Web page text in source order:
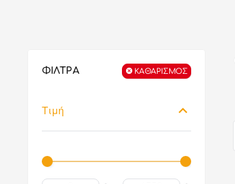
ΦΙΛΤΡΑ ΚΑΘΑΡΙΣΜΌΣ
Τιμή